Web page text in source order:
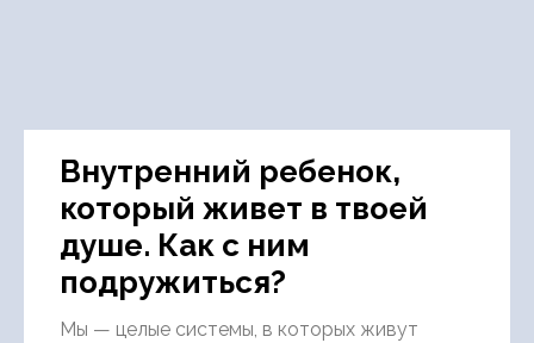
Внутренний ребенок,
который живет в твоей
душе. Как с ним
подружиться?
Мы — целые системы, в которых живут